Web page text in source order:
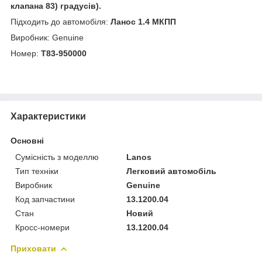
клапана 83) градусів).
Підходить до автомобіля: Ланос 1.4 МКПП
Виробник: Genuine
Номер: Т83-950000
Характеристики
Основні
Сумісність з моделлю
Lanos
Тип техніки
Легковий автомобіль
Виробник
Genuine
Код запчастини
13.1200.04
Стан
Новий
Кросс-номери
13.1200.04
Приховати